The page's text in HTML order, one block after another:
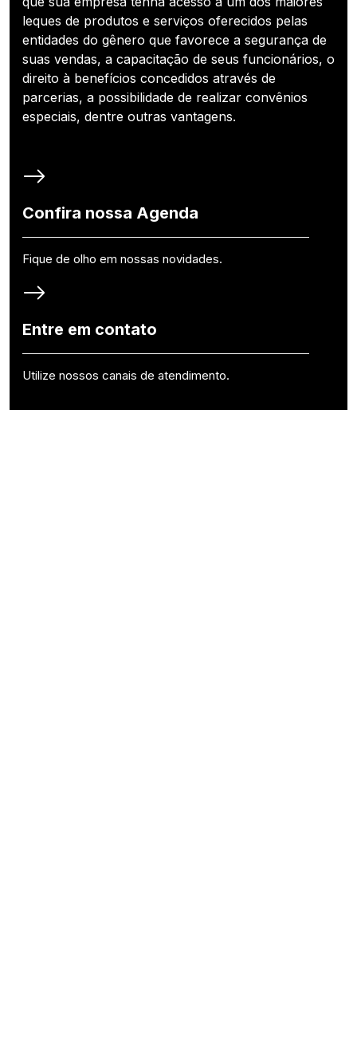
leques de produtos e serviços oferecidos pelas
entidades do gênero que favorece a segurança de
suas vendas, a capacitação de seus funcionários, o
direito à benefícios concedidos através de
parcerias, a possibilidade de realizar convênios
especiais, dentre outras vantagens.
Confira nossa Agenda
Fique de olho em nossas novidades.
Entre em contato
Utilize nossos canais de atendimento.